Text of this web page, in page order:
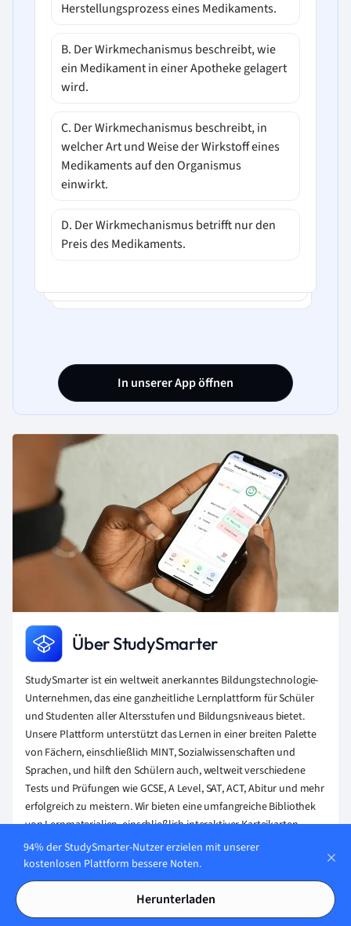
Herstellungsprozess eines Medikaments.
B. Der Wirkmechanismus beschreibt, wie
ein Medikament in einer Apotheke gelagert
wird.
C. Der Wirkmechanismus beschreibt, in
welcher Art und Weise der Wirkstoff eines
Medikaments auf den Organismus
einwirkt.
D. Der Wirkmechanismus betrifft nur den
Preis des Medikaments.
In unserer App öffnen
Über StudySmarter
StudySmarter ist ein weltweit anerkanntes Bildungstechnologie-
Unternehmen, das eine ganzheitliche Lernplattform für Schüler
und Studenten aller Altersstufen und Bildungsniveaus bietet.
Unsere Plattform unterstützt das Lernen in einer breiten Palette
von Fächern, einschließlich MINT, Sozialwissenschaften und
Sprachen, und hilft den Schülern auch, weltweit verschiedene
Tests und Prüfungen wie GCSE, A Level, SAT, ACT, Abitur und mehr
erfolgreich zu meistern. Wir bieten eine umfangreiche Bibliothek
von Lernmaterialien, einschließlich interaktiver Karteikarten,
umfassender Lehrbuchlösungen und detaillierter Erklärungen.
Die fortschrittliche Technologie und Werkzeuge, die wir zur
Verfügung stellen, helfen Schülern, ihre eigenen Lernmaterialien
zu erstellen. Die Inhalte von StudySmarter sind nicht nur von
Experten geprüft, sondern werden auch regelmäßig aktualisiert,
94% der StudySmarter-Nutzer erzielen mit unserer
kostenlosen Plattform bessere Noten.
Herunterladen